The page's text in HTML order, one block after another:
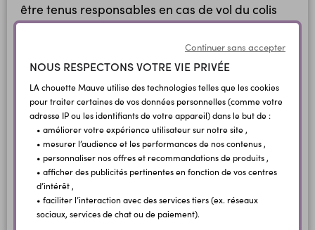
être tenus responsables en cas de vol du colis
connaissance de ce type de pratique (vol en
boîte aux lettres) dans votre secteur de livraison,
nous vous conseillons de choisir une livraison en
point relais ou en bureau de poste. Ces deux
modes de livraison offrent une remise contre
signature dans des délais équivalents au
transport sans signature et sont parfois plus
économiques que le transport sans signature.
Si la livraison est rendue impossible du fait d'un
Continuer sans accepter
NOUS RESPECTONS VOTRE VIE PRIVÉE
LA chouette Mauve utilise des technologies telles que les cookies
pour traiter certaines de vos données personnelles (comme votre
adresse IP ou les identifiants de votre appareil) dans le but de :
• améliorer votre expérience utilisateur sur notre site ,
• mesurer l’audience et les performances de nos contenus ,
• personnaliser nos offres et recommandations de produits ,
• afficher des publicités pertinentes en fonction de vos centres
d’intérêt ,
• faciliter l’interaction avec des services tiers (ex. réseaux
sociaux, services de chat ou de paiement).